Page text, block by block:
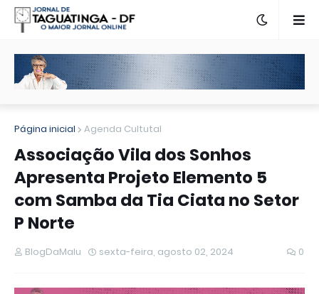
Página inicial Agenda Cultutal
Associação Vila dos Sonhos
Apresenta Projeto Elemento 5
com Samba da Tia Ciata no Setor
P Norte
BlogDaMalu sexta-feira, agosto 02, 2024 0